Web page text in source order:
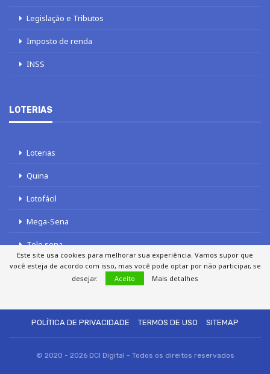
Legislação e Tributos
Imposto de renda
INSS
LOTERIAS
Loterias
Quina
Lotofácil
Mega-Sena
Tele sena
POLÍTICA DE PRIVACIDADE
TERMOS DE USO SITEMAP
© 2020 - 2026 DCI Digital - Todos os direitos reservados
Este site usa cookies para melhorar sua experiência. Vamos supor que
você esteja de acordo com isso, mas você pode optar por não participar, se
desejar.
Aceito Mais detalhes